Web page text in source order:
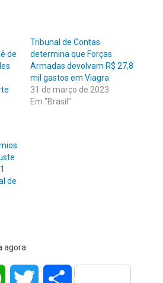
de
Tribunal de Contas
determina que Forças
Armadas devolvam R$ 27,8
mil gastos em Viagra
31 de março de 2023
Em "Brasil"
de
agora:
WhatsAppTwitter Share